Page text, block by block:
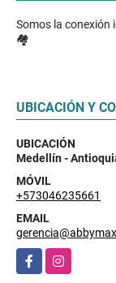
Somos la conexión
🏘️
UBICACIÓN Y
UBICACIÓN
Medellín -
MÓVIL
+573046235661
EMAIL
FacebookInstagram